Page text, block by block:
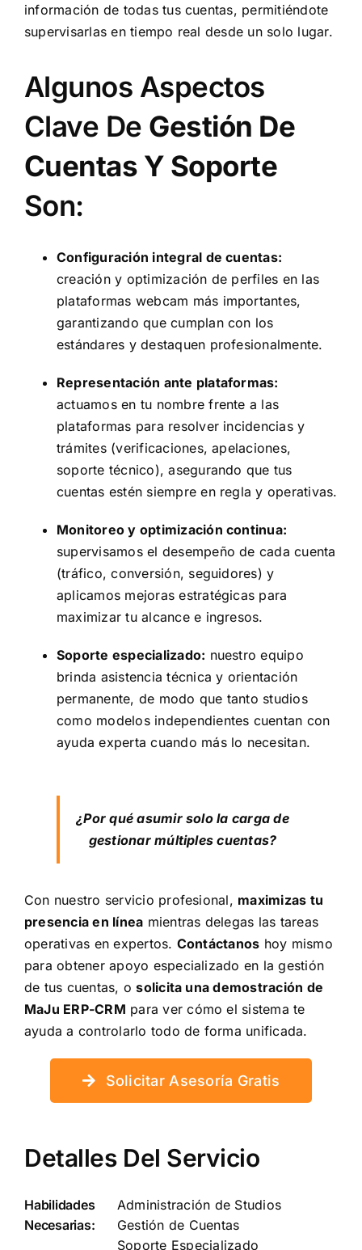
información de todas tus cuentas, permitiéndote
supervisarlas en tiempo real desde un solo lugar.
Algunos Aspectos
Clave De Gestión De
Cuentas Y Soporte
Son:
Configuración integral de cuentas:
creación y optimización de perfiles en las
plataformas webcam más importantes,
garantizando que cumplan con los
estándares y destaquen profesionalmente.
Representación ante plataformas:
actuamos en tu nombre frente a las
plataformas para resolver incidencias y
trámites (verificaciones, apelaciones,
soporte técnico), asegurando que tus
cuentas estén siempre en regla y operativas.
Monitoreo y optimización continua:
supervisamos el desempeño de cada cuenta
(tráfico, conversión, seguidores) y
aplicamos mejoras estratégicas para
maximizar tu alcance e ingresos.
Soporte especializado: nuestro equipo
brinda asistencia técnica y orientación
permanente, de modo que tanto studios
como modelos independientes cuentan con
ayuda experta cuando más lo necesitan.
¿Por qué asumir solo la carga de
gestionar múltiples cuentas?
Con nuestro servicio profesional, maximizas tu
presencia en línea mientras delegas las tareas
operativas en expertos. Contáctanos hoy mismo
para obtener apoyo especializado en la gestión
de tus cuentas, osolicita una demostración de
MaJu ERP-CRM para ver cómo el sistema te
ayuda a controlarlo todo de forma unificada.
Solicitar Asesoría Gratis
Detalles Del Servicio
Habilidades
Necesarias:
Administración de Studios
Gestión de Cuentas
Soporte Especializado